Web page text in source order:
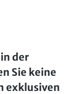
der
Sie keine
exklusiven